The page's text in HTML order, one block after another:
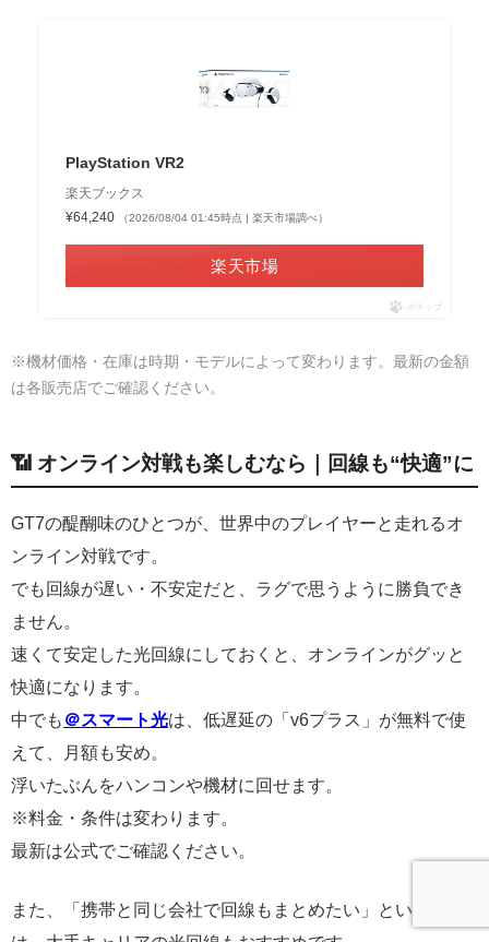
PlayStation VR2
楽天ブックス
¥64,240
（2026/08/04 01:45時点 | 楽天市場調べ）
楽天市場
ポチップ
※機材価格・在庫は時期・モデルによって変わります。最新の金額
は各販売店でご確認ください。
📶 オンライン対戦も楽しむなら｜回線も“快適”に
GT7の醍醐味のひとつが、世界中のプレイヤーと走れるオ
ンライン対戦です。
でも回線が遅い・不安定だと、ラグで思うように勝負でき
ません。
速くて安定した光回線にしておくと、オンラインがグッと
快適になります。
中でも ＠スマート光は、低遅延の「v6プラス」が無料で使
えて、月額も安め。
浮いたぶんをハンコンや機材に回せます。
※料金・条件は変わります。
最新は公式でご確認ください。
また、「携帯と同じ会社で回線もまとめたい」という方に